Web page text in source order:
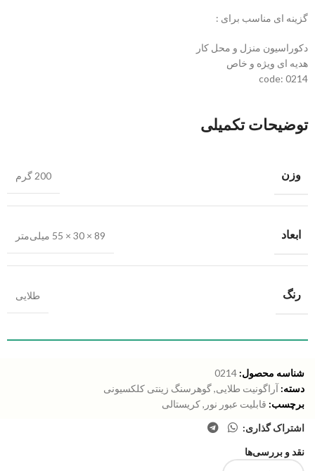
گزینه ای مناسب برای :
دکوراسیون منزل و محل کار
هدیه ای ویژه و خاص
code: 0214
توضیحات تکمیلی
وزن 200 گرم
ابعاد 89 × 30 × 55 میلی‌متر
رنگ طلایی
شناسه محصول: 0214
دسته: آراگونیت طلایی,گوهرسنگ زینتی کلکسیونی
برچسب: قابلیت عبور نور ,کریستالی
اشتراک گذاری:
نقد و بررسی‌ها